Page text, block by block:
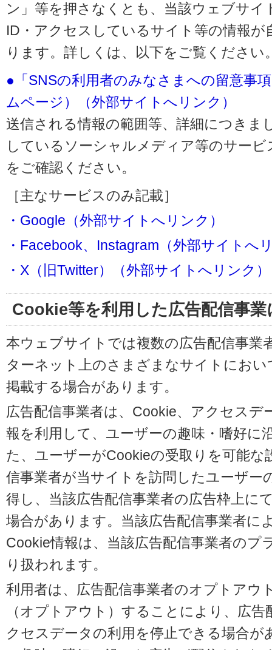
ン」等を押さなくとも、当該ウェブサイ
ID・アクセスしているサイト等の情報
ります。詳しくは、以下をご覧ください
●「SNSの利用者のみなさまへの留意事
ムページ）（外部サイトへリンク）
送信される情報の範囲等、詳細につきま
しているソーシャルメディア等のサー
をご確認ください。
［主なサービスのみ記載］
・Google（外部サイトへリンク）
・Facebook、Instagram（外部サイトへ
・X（旧Twitter）（外部サイトへリンク）
Cookie等を利用した広告配信事
本ウェブサイトでは複数の広告配信事業
ターネット上のさまざまなサイトにお
掲載する場合があります。
広告配信事業者は、Cookie、アクセスデ
報を利用して、ユーザーの趣味・嗜好に
た、ユーザーがCookieの受取りを可能
信事業者が当サイトを訪問したユーザー
得し、当該広告配信事業者の広告枠上に
場合があります。当該広告配信事業者に
Cookie情報は、当該広告配信事業者のプ
り扱われます。
利用者は、広告配信事業者のオプトアウ
（オプトアウト）することにより、広
クセスデータの利用を停止できる場合が